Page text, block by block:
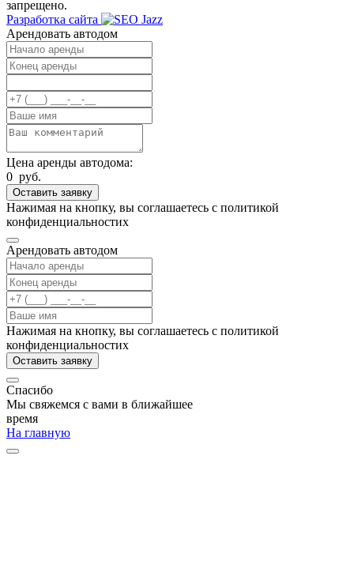
запрещено.
Разработка сайта
Арендовать автодом
Цена аренды автодома:
0 руб.
Оставить заявку
Нажимая на кнопку, вы соглашаетесь с политикой
конфиденциальностих
Арендовать автодом
Нажимая на кнопку, вы соглашаетесь с политикой
конфиденциальностих
Оставить заявку
Спасибо
Мы свяжемся с вами в ближайшее
время
На главную